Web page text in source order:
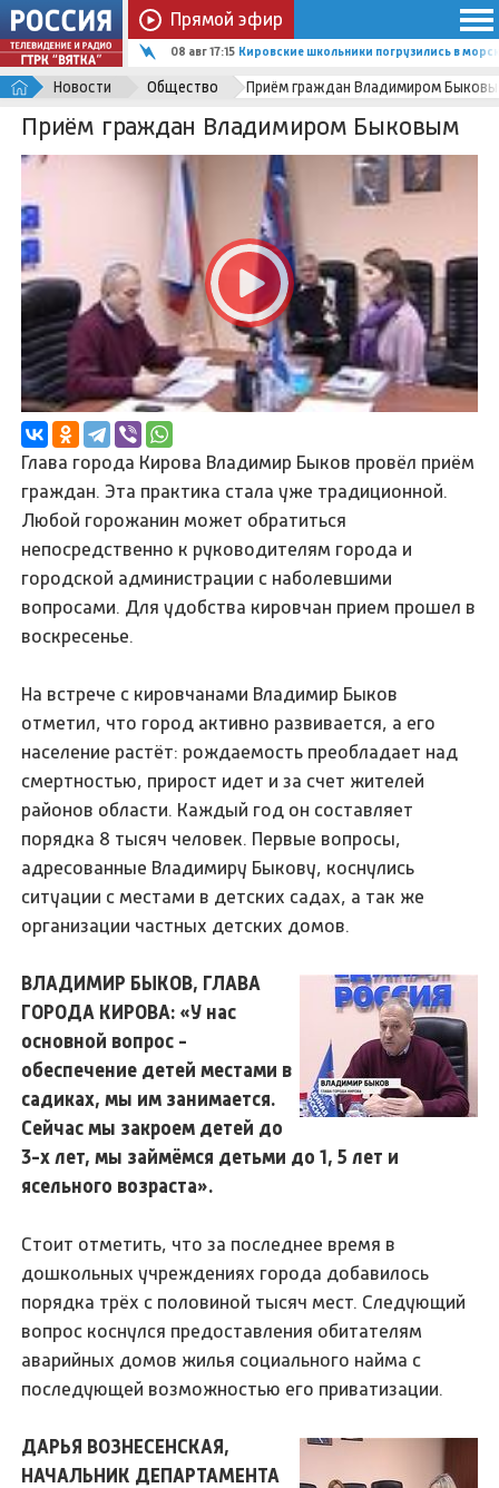
Прямой эфир
08 авг 17:15 Кировские школьники погрузились в
Новости Общество Приём граждан Владимиром
Приём граждан Владимиром Быковым
Глава города Кирова Владимир Быков провёл приём
граждан. Эта практика стала уже традиционной.
Любой горожанин может обратиться
непосредственно к руководителям города и
городской администрации с наболевшими
вопросами. Для удобства кировчан прием прошел в
воскресенье.
На встрече с кировчанами Владимир Быков
отметил, что город активно развивается, а его
население растёт: рождаемость преобладает над
смертностью, прирост идет и за счет жителей
районов области. Каждый год он составляет
порядка 8 тысяч человек. Первые вопросы,
адресованные Владимиру Быкову, коснулись
ситуации с местами в детских садах, а так же
организации частных детских домов.
ВЛАДИМИР БЫКОВ, ГЛАВА
ГОРОДА КИРОВА: «У нас
основной вопрос -
обеспечение детей местами в
садиках, мы им занимается.
Сейчас мы закроем детей до
3-х лет, мы займёмся детьми до 1, 5 лет и
ясельного возраста».
Стоит отметить, что за последнее время в
дошкольных учреждениях города добавилось
порядка трёх с половиной тысяч мест. Следующий
вопрос коснулся предоставления обитателям
аварийных домов жилья социального найма с
последующей возможностью его приватизации.
ДАРЬЯ ВОЗНЕСЕНСКАЯ,
НАЧАЛЬНИК ДЕПАРТАМЕНТА